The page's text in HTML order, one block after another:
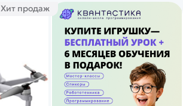
Хит продаж